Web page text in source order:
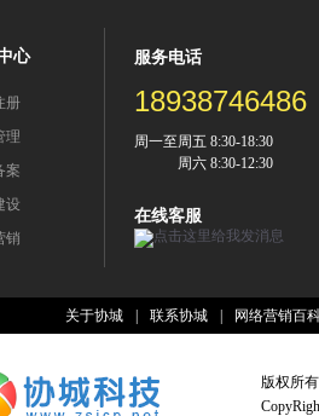
心
册
理
案
设
销
服务电话
18938746486
周一至周五 8:30-18:30
周六 8:30-12:30
在线客服
关于协城 联系协城 网络营销百
版权所